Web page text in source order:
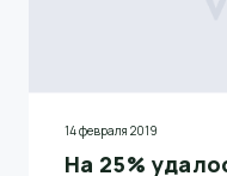
14 февраля 2019
На 25%